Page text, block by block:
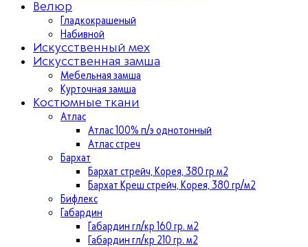
Велюр
Гладкокрашеный
Набивной
Искусственный мех
Искусственная замша
Мебельная замша
Курточная замша
Костюмные ткани
Атлас
Атлас 100% п/э однотонный
Атлас стреч
Бархат
Бархат стрейч, Корея, 380 гр м2
Бархат Креш стрейч, Корея, 380 гр/м2
Бифлекс
Габардин
Габардин гл/кр 160 гр. м2
Габардин гл/кр 210 гр. м2